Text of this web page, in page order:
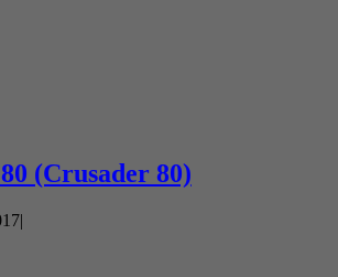
(Crusader 80)
|